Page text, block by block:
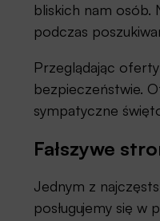
bliskich nam osób.
podczas
Przeglądając
bezpieczeństwie.
sympatyczne
Fałszywe
Jednym z
posługujemy się